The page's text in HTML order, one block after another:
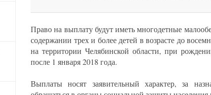
Право на выплату будут иметь многодетные
содержании трех и более детей в возрасте до
на территории Челябинской области, при
после 1 января 2018 года.
Выплаты носят заявительный характер, за